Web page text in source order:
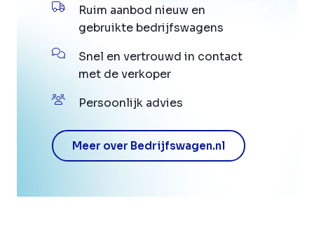
Ruim aanbod nieuw en
gebruikte bedrijfswagens
Snel en vertrouwd in contact
met de verkoper
Persoonlijk advies
Meer over Bedrijfswagen.nl